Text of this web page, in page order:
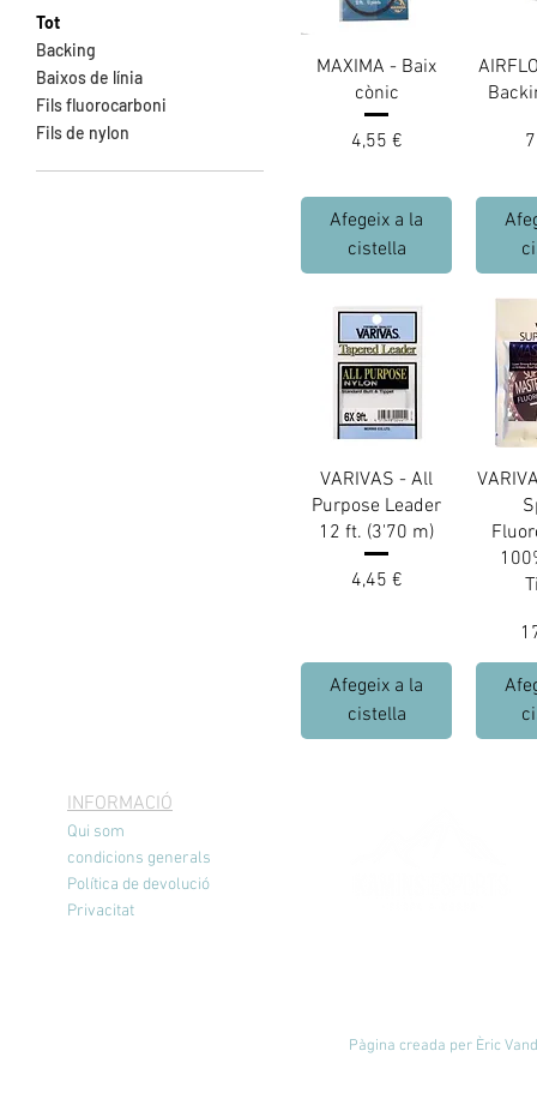
Tot
Backing
Baixos de línia
Fils fluorocarboni
Fils de nylon
MAXIMA - Baix
cònic
Preu
4,55 €
Afegeix a la
cistella
VARIVAS - All
Purpose Leader
12 ft. (3'70 m)
Preu
4,45 €
Afegeix a la
cistella
INFORMACIÓ
Qui som
condicions generals
Política de devolució
Privacitat
Pàgina creada per Èric